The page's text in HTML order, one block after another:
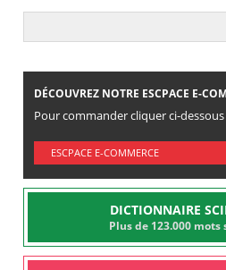
DÉCOUVREZ NOTRE ESCPACE E-
Pour commander cliquer ci-dessous
ESCPACE E-COMMERCE
DICTIONNAIRE
Plus de 123.000